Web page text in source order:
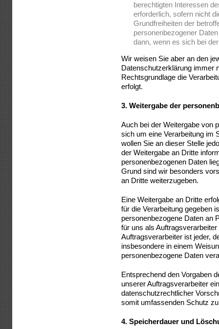
berechtigten Interessen
erforderlich, sofern nicht
Grundfreiheiten der
personenbezogener
dann, wenn es sich bei
Wir weisen Sie aber an den
Datenschutzerklärung immer
Rechtsgrundlage die
erfolgt.
3. Weitergabe der
Auch bei der Weitergabe von
sich um eine Verarbeitung im
wollen Sie an dieser Stelle
der Weitergabe an Dritte
personenbezogenen Daten
Grund sind wir besonders
an Dritte weiterzugeben.
Eine Weitergabe an Dritte
für die Verarbeitung gegeben
personenbezogene Daten an
für uns als
Auftragsverarbeiter ist jeder,
insbesondere in einem
personenbezogene Daten
Entsprechend den Vorgaben
unserer Auftragsverarbeiter
datenschutzrechtlicher
somit umfassenden Schutz
4. Speicherdauer und